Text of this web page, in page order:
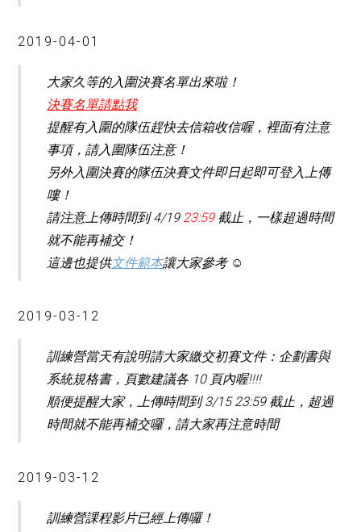
2019-04-01
大家久等的入圍決賽名單出來啦！
決賽名單請點我
提醒有入圍的隊伍趕快去信箱收信喔，裡面有注意
事項，請入圍隊伍注意！
另外入圍決賽的隊伍決賽文件即日起即可登入上傳
嘍！
請注意上傳時間到 4/19 23:59 截止，一樣超過時間
就不能再補交！
這邊也提供文件範本讓大家參考 ☺
2019-03-12
訓練營當天有說明請大家繳交初賽文件：企劃書與
系統規格書，頁數建議各 10 頁內喔!!!!
順便提醒大家，上傳時間到 3/15 23:59 截止，超過
時間就不能再補交囉，請大家再注意時間
2019-03-12
訓練營課程影片已經上傳囉！